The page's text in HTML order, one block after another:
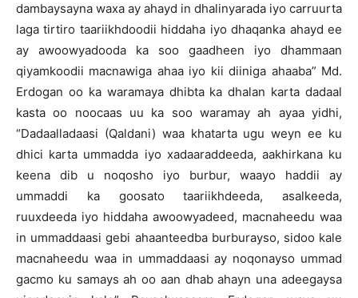
dambaysayna waxa ay ahayd in dhalinyarada iyo carruurta
laga tirtiro taariikhdoodii hiddaha iyo dhaqanka ahayd ee
ay awoowyadooda ka soo gaadheen iyo dhammaan
qiyamkoodii macnawiga ahaa iyo kii diiniga ahaaba” Md.
Erdogan oo ka waramaya dhibta ka dhalan karta dadaal
kasta oo noocaas uu ka soo waramay ah ayaa yidhi,
“Dadaalladaasi (Qaldani) waa khatarta ugu weyn ee ku
dhici karta ummadda iyo xadaaraddeeda, aakhirkana ku
keena dib u noqosho iyo burbur, waayo haddii ay
ummaddi ka goosato taariikhdeeda, asalkeeda,
ruuxdeeda iyo hiddaha awoowyadeed, macnaheedu waa
in ummaddaasi gebi ahaanteedba burburayso, sidoo kale
macnaheedu waa in ummaddaasi ay noqonayso ummad
gacmo ku samays ah oo aan dhab ahayn una adeegaysa